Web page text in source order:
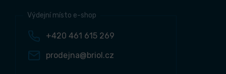
Výdejní místo e-shop
+420 461 615 269
prodejna@briol.cz